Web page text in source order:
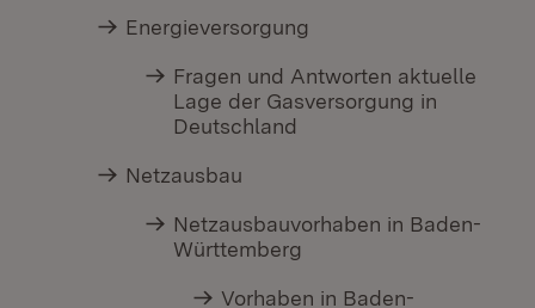
Energieversorgung
Fragen und Antworten aktuelle
Lage der Gasversorgung in
Deutschland
Netzausbau
Netzausbauvorhaben in Baden-
Württemberg
Vorhaben in Baden-